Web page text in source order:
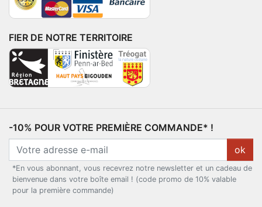
FIER DE NOTRE TERRITOIRE
-10% POUR VOTRE PREMIÈRE COMMANDE* !
ok
*En vous abonnant, vous recevrez notre newsletter et un cadeau de
bienvenue dans votre boîte email ! (code promo de 10% valable
pour la première commande)